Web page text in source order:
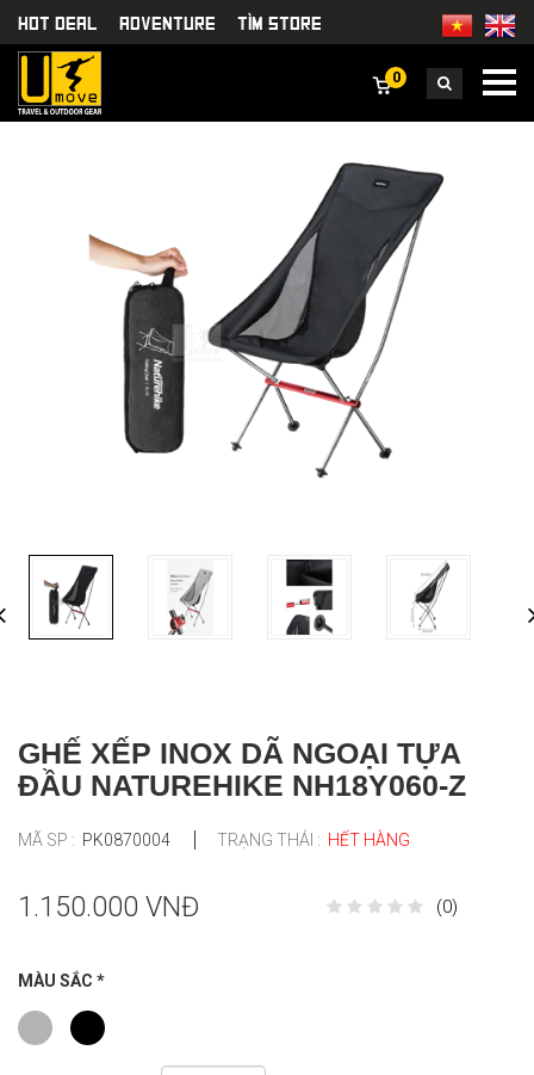
HOT DEAL Adventure TÌm Store
0
GHẾ XẾP INOX DÃ NGOẠI TỰA
ĐẦU NATUREHIKE NH18Y060-Z
MÃ SP : PK0870004 TRẠNG THÁI : HẾT HÀNG
1.150.000 VNĐ (0)
MÀU SẮC *